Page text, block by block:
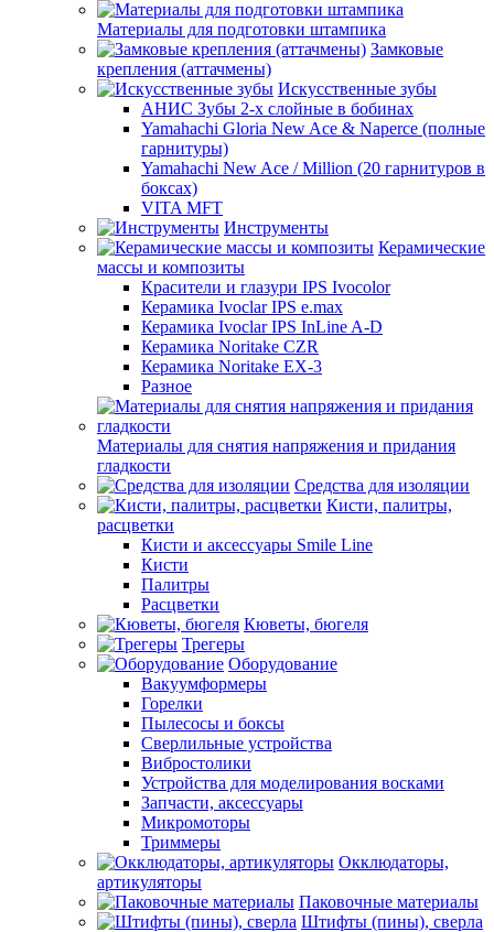
Материалы для подготовки штампика
Замковые
крепления (аттачмены)
Искусственные зубы
АНИС Зубы 2-х слойные в бобинах
Yamahachi Gloria New Ace & Naperce (полные
гарнитуры)
Yamahachi New Ace / Million (20 гарнитуров в
боксах)
VITA MFT
Инструменты
Керамические
массы и композиты
Красители и глазури IPS Ivocolor
Керамика Ivoclar IPS e.max
Керамика Ivoclar IPS InLine A-D
Керамика Noritake CZR
Керамика Noritake EX-3
Разное
Материалы для снятия напряжения и придания
гладкости
Средства для изоляции
Кисти, палитры,
расцветки
Кисти и аксессуары Smile Line
Кисти
Палитры
Расцветки
Кюветы, бюгеля
Трегеры
Оборудование
Вакуумформеры
Горелки
Пылесосы и боксы
Сверлильные устройства
Вибростолики
Устройства для моделирования восками
Запчасти, аксессуары
Микромоторы
Триммеры
Окклюдаторы,
артикуляторы
Паковочные материалы
Штифты (пины), сверла